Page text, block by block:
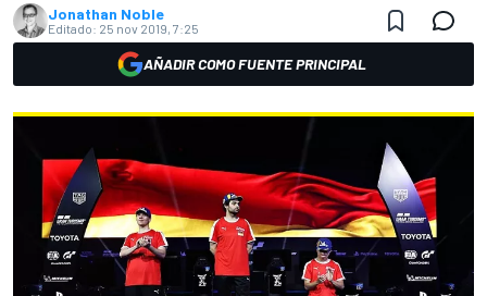
Jonathan Noble
Editado: 25 nov 2019, 7:25
AÑADIR COMO FUENTE PRINCIPAL